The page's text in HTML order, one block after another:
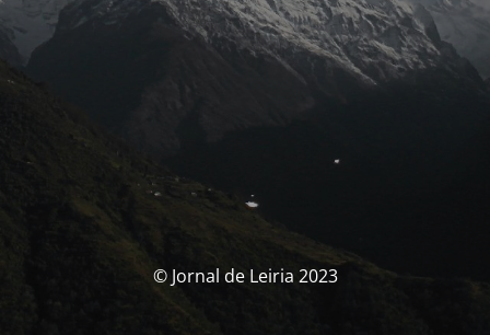
© Jornal de Leiria 2023